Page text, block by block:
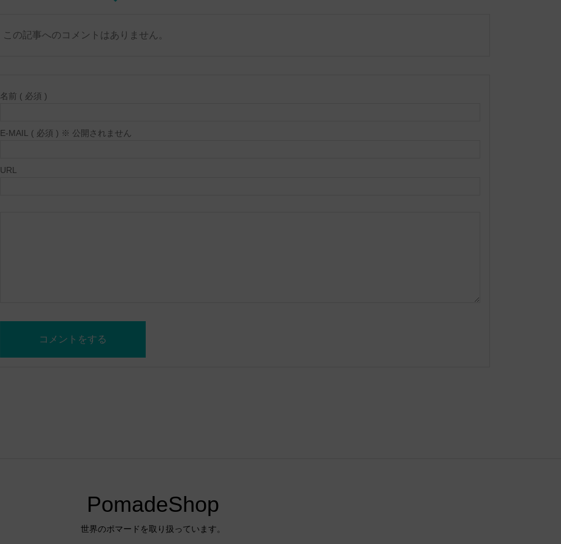
この記事へのコメントはありません。
名前 ( 必須 )
E-MAIL ( 必須 ) ※ 公開されません
URL
PomadeShop
世界のポマードを取り扱っています。